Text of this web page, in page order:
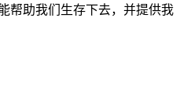
帮助我们生存下去，并提供我